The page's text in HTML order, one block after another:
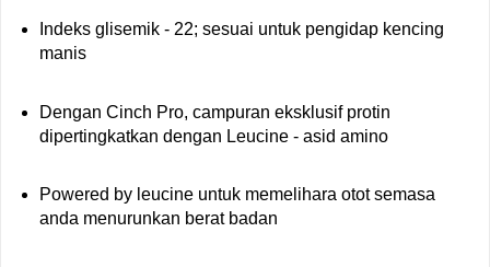
Indeks glisemik - 22; sesuai untuk pengidap kencing
manis
Dengan Cinch Pro, campuran eksklusif protin
dipertingkatkan dengan Leucine - asid amino
Powered by leucine untuk memelihara otot semasa
anda menurunkan berat badan